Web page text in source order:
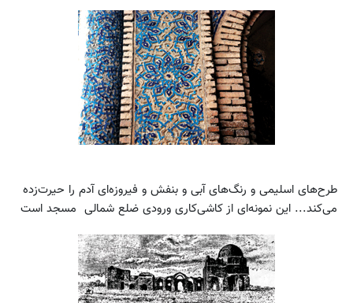
طرح‌های اسلیمی و رنگ‌های آبی و بنفش و فیروزه‌‌ای آدم را حیرت‌زده
می‌کند... این نمونه‌ای از کاشی‌کاری ورودی ضلع شمالی مسجد است